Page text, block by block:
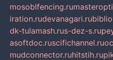
mosoblfencing.ru
iration.rudevanagari.ru
dk-tulamash.rus-dez-s.ru
asoftdoc.ruscifichannel.ru
mudconnector.ruhitstih.ru